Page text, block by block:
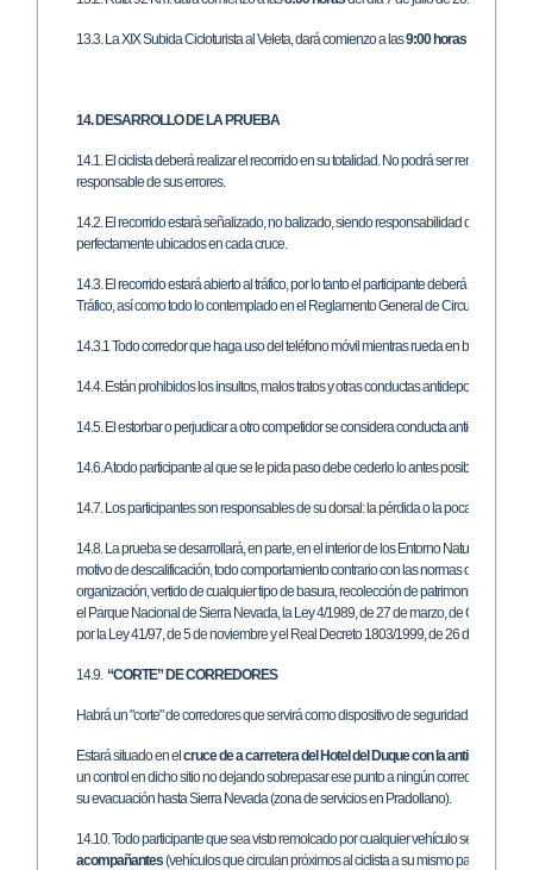
13.3. La XIX Subida Cicloturista al Veleta, dará comienzo a las9:00 horasdel día 8 de
14. DESARROLLO DE LA PRUEBA
14.1. El ciclista deberá realizar el recorrido en su totalidad. No podrá ser remolcado
responsable de sus errores.
14.2. El recorrido estará señalizado, no balizado, siendo responsabilidad del
perfectamente ubicados en cada cruce.
14.3. El recorrido estará abierto al tráfico, por lo tanto el participante deberá respetar
Tráfico, así como todo lo contemplado en el Reglamento General de Circulación,
14.3.1 Todo corredor que haga uso del teléfono móvil mientras rueda en bicicleta
14.4. Están prohibidos los insultos, malos tratos y otras conductas antideportivas,
14.5. El estorbar o perjudicar a otro competidor se considera conducta antideportiva,
14.6. A todo participante al que se le pida paso debe cederlo lo antes posible y de
14.7. Los participantes son responsables de su dorsal: la pérdida o la poca
14.8. La prueba se desarrollará, en parte, en el interior de los Entorno Natural y
motivo de descalificación, todo comportamiento contrario con las normas de dichos
organización, vertido de cualquier tipo de basura, recolección de patrimonio natural,
el Parque Nacional de Sierra Nevada, la Ley 4/1989, de 27 de marzo, de
por la Ley 41/97, de 5 de noviembre y el Real Decreto 1803/1999, de 26 de
14.9. “CORTE” DE CORREDORES
Habrá un "corte" de corredores que servirá como dispositivo de seguridad y
Estará situado en elcruce de a carretera del Hotel del Duque con la antigua
un control en dicho sitio no dejando sobrepasar ese punto a ningún corredor a partir
su evacuación hasta Sierra Nevada (zona de servicios en Pradollano).
14.10. Todo participante que sea visto remolcado por cualquier vehículo será
acompañantes(vehículos que circulan próximos al ciclista a su mismo paso) de